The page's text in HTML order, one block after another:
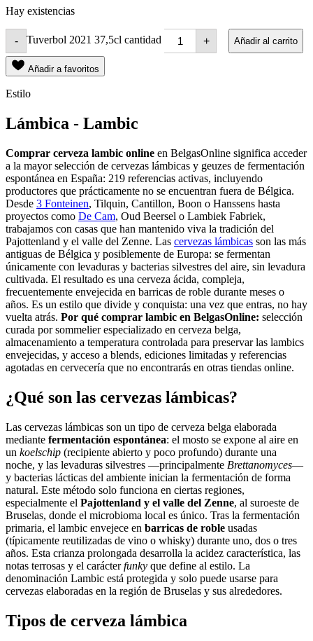
Hay existencias
- Tuverbol 2021 37,5cl cantidad + Añadir al carrito
Añadir a favoritos
Estilo
Lámbica - Lambic
Comprar cerveza lambic online en BelgasOnline significa acceder
a la mayor selección de cervezas lámbicas y geuzes de fermentación
espontánea en España: 219 referencias activas, incluyendo
productores que prácticamente no se encuentran fuera de Bélgica.
Desde 3 Fonteinen, Tilquin, Cantillon, Boon o Hanssens hasta
proyectos como De Cam, Oud Beersel o Lambiek Fabriek,
trabajamos con casas que han mantenido viva la tradición del
Pajottenland y el valle del Zenne. Las cervezas lámbicas son las más
antiguas de Bélgica y posiblemente de Europa: se fermentan
únicamente con levaduras y bacterias silvestres del aire, sin levadura
cultivada. El resultado es una cerveza ácida, compleja,
frecuentemente envejecida en barricas de roble durante meses o
años. Es un estilo que divide y conquista: una vez que entras, no hay
vuelta atrás. Por qué comprar lambic en BelgasOnline: selección
curada por sommelier especializado en cerveza belga,
almacenamiento a temperatura controlada para preservar las lambics
envejecidas, y acceso a blends, ediciones limitadas y referencias
agotadas en cervecería que no encontrarás en otras tiendas online.
¿Qué son las cervezas lámbicas?
Las cervezas lámbicas son un tipo de cerveza belga elaborada
mediante fermentación espontánea: el mosto se expone al aire en
un koelschip (recipiente abierto y poco profundo) durante una
noche, y las levaduras silvestres —principalmente Brettanomyces—
y bacterias lácticas del ambiente inician la fermentación de forma
natural. Este método solo funciona en ciertas regiones,
especialmente el Pajottenland y el valle del Zenne, al suroeste de
Bruselas, donde el microbioma local es único. Tras la fermentación
primaria, el lambic envejece en barricas de roble usadas
(típicamente reutilizadas de vino o whisky) durante uno, dos o tres
años. Esta crianza prolongada desarrolla la acidez característica, las
notas terrosas y el carácterfunky que define al estilo. La
denominación Lambic está protegida y solo puede usarse para
cervezas elaboradas en la región de Bruselas y sus alrededores.
Tipos de cerveza lámbica